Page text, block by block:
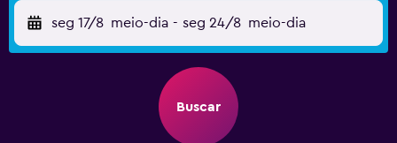
seg 17/8 meio-dia - seg 24/8 meio-dia
Buscar